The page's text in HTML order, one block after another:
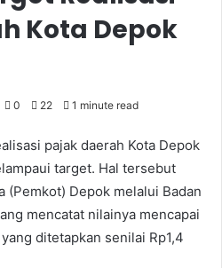
Kota Depok
0 22 1 minute read
pajak daerah Kota Depok
target. Hal tersebut
(Pemkot) Depok melalui Badan
mencatat nilainya mencapai
ditetapkan senilai Rp1,4